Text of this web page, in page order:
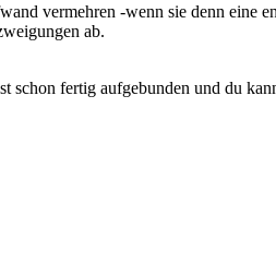
vermehren -wenn sie denn eine
ab.
schon fertig aufgebunden und du